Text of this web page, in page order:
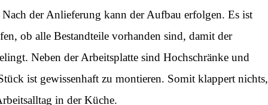
der Anlieferung kann der Aufbau erfolgen. Es ist
ob alle Bestandteile vorhanden sind, damit der
Neben der Arbeitsplatte sind Hochschränke und
ist gewissenhaft zu montieren. Somit klappert nichts,
in der Küche.